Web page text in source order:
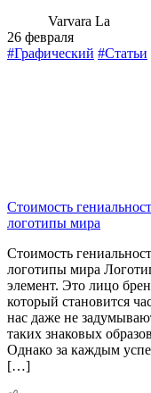
Varvara La
26 февраля
#Графический #Статьи
Стоимость
логотипы мира
Стоимость
логотипы мира
элемент. Это лицо
который становится
нас даже не
таких знаковых
Однако за каждым
[…]